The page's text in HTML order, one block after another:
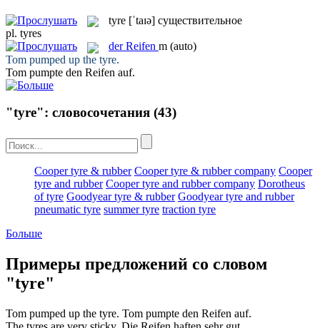
tyre [ˈtaɪə] существительное
pl. tyres
derReifen m (auto)
Tom pumped up the tyre.
Tom pumpte den Reifen auf.
"tyre": словосочетания (43)
Cooper tyre & rubber Cooper tyre & rubber company Cooper
tyre and rubber Cooper tyre and rubber company Dorotheus
of tyre Goodyear tyre & rubber Goodyear tyre and rubber
pneumatic tyre summer tyre traction tyre
Больше
Примеры предложений со словом
"tyre"
Tom pumped up the tyre. Tom pumpte den Reifen auf.